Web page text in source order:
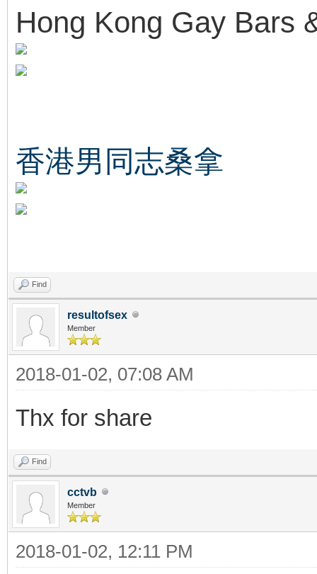
Hong Kong Gay Bars
香港男同志桑拿
Find
resultofsex
Member
2018-01-02, 07:08 AM
Thx for share
Find
cctvb
Member
2018-01-02, 12:11 PM